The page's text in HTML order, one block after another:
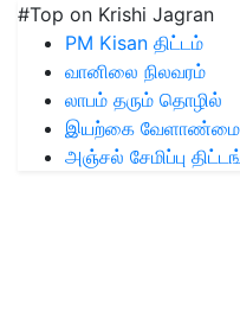
#Top on Krishi Jagran
PM Kisan திட்டம்
வானிலை நிலவரம்
லாபம் தரும் தொழில்
இயற்கை வேளாண்மை
அஞ்சல் சேமிப்பு